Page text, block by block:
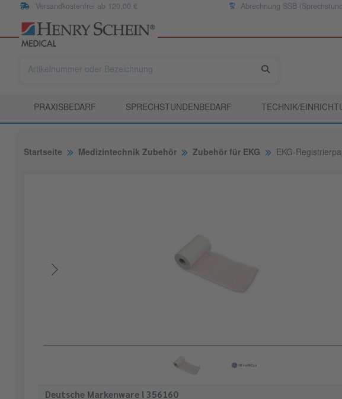
Versandkostenfrei ab 120,00 € Abrechnung SSB
PRAXISBEDARF SPRECHSTUNDENBEDARF TECHNIK/
Startseite Medizintechnik Zubehör Zubehör für EKG EKG-
Deutsche Markenware ! 356160